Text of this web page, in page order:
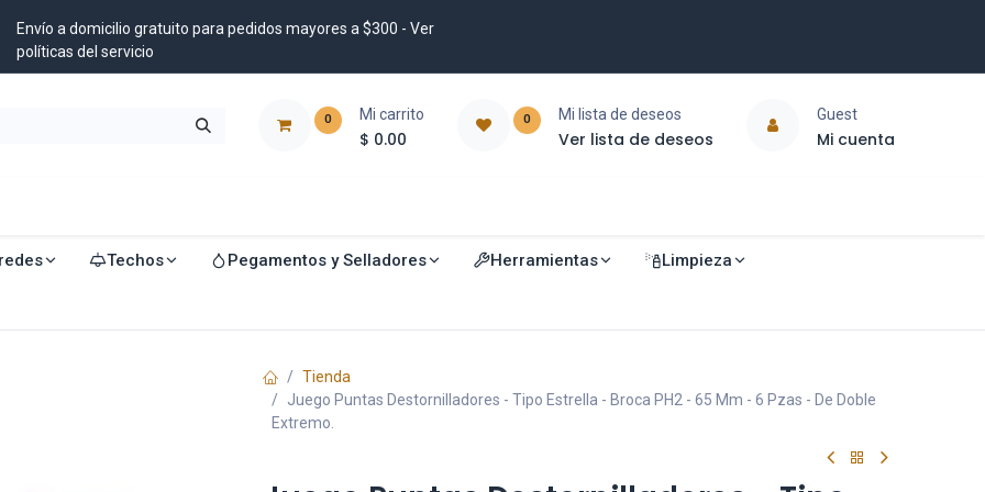
Envío a domicilio gratuito para pedidos mayores a $300 - Ver
políticas del servicio
0 Mi carrito
$ 0.00
0 Mi lista de deseos
Ver lista de deseos
Guest
Mi cuenta
Techos Pegamentos y Selladores Herramientas Limpieza
Tienda
Juego Puntas Destornilladores - Tipo Estrella - Broca PH2 - 65 Mm - 6 Pzas - De Doble
Extremo.